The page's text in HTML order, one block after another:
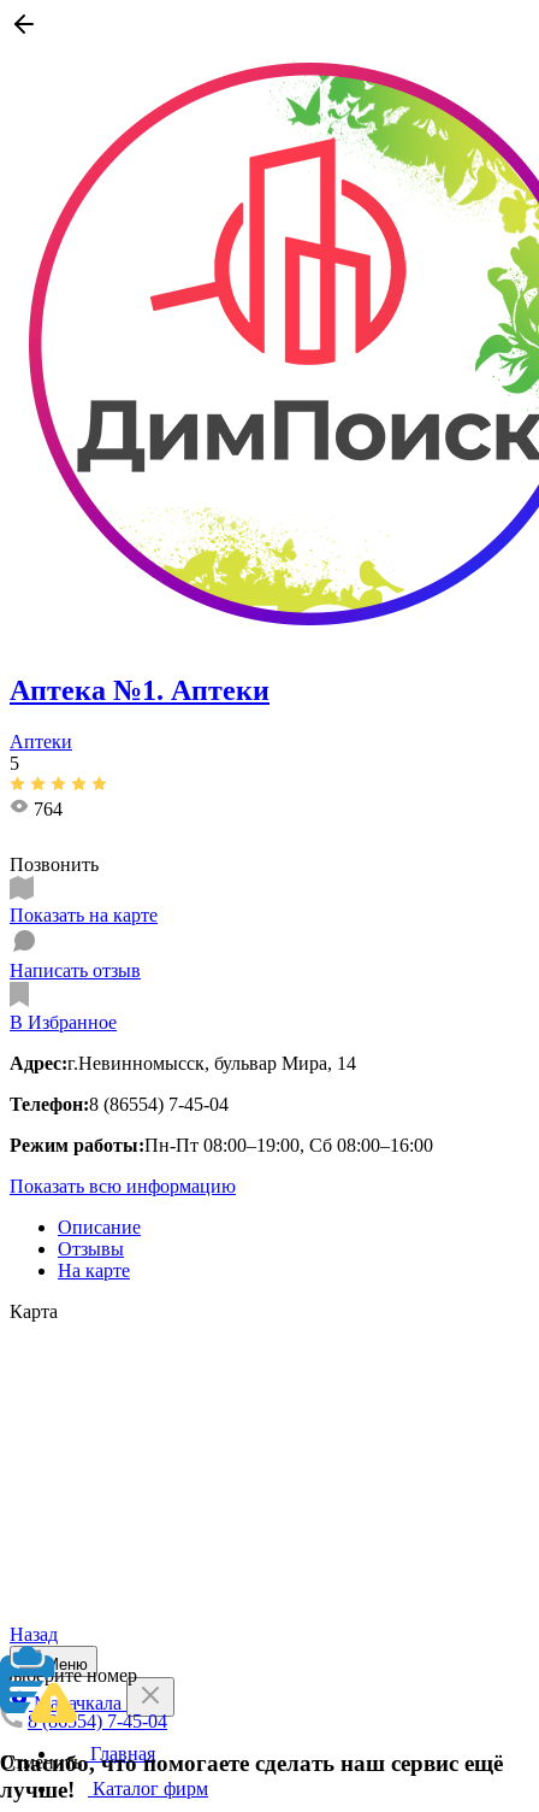
Аптека №1. Аптеки
Аптеки
5
764
Позвонить
Показать на карте
Написать отзыв
В Избранное
Адрес:г.Невинномысск, бульвар Мира, 14
Телефон:8 (86554) 7-45-04
Режим работы:Пн-Пт 08:00–19:00, Сб 08:00–16:00
Показать всю информацию
Описание
Отзывы
На карте
Карта
Назад
Выберите номер
8 (86554) 7-45-04
Отменить
Спасибо, что помогаете сделать наш сервис ещё
лучше!
Меню
Махачкала
Главная
Каталог фирм